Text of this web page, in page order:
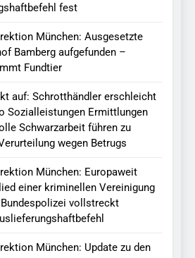
fest
München: Ausgesetzte
Bamberg aufgefunden –
Fundtier
auf: Schrotthändler erschleicht
Sozialleistungen Ermittlungen
Schwarzarbeit führen zu
wegen Betrugs
München: Europaweit
einer kriminellen Vereinigung
vollstreckt
München: Update zu den